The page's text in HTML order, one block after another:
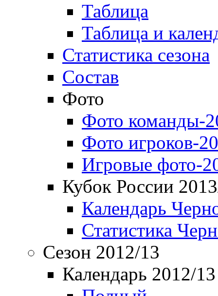
Таблица
Таблица и
Статистика сезона
Состав
Фото
Фото команды-
Фото игроков-
Игровые фото-
Кубок России
Календарь
Статистика
Сезон 2012/13
Календарь 2012/13